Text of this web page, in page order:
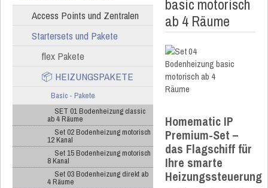
Access Points und Zentralen
Startersets und Pakete
flex Pakete
📦 HEIZUNGSPAKETE
Basic - Pakete
SET 01 Bodenheizung classic
ab 4 Räume
Set 02 Bodenheizung motorisch
12 Kanal
Set 15 Bodenheizung motorisch
8 Kanal
Set 03 Bodenheizung direkt ab
4 Räume
basic motorisch
ab 4 Räume
Homematic IP
Premium-Set –
das Flagschiff für
Ihre smarte
Heizungssteuerung